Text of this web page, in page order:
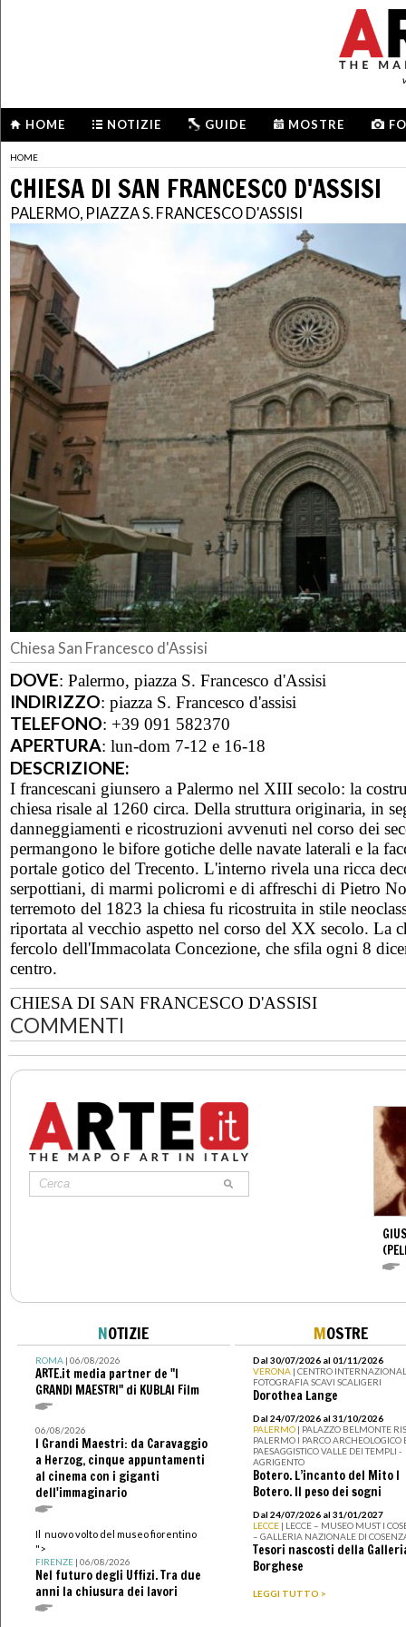
HOME NOTIZIE GUIDE MOSTRE
HOME
CHIESA DI SAN FRANCESCO D'ASSISI
PALERMO, PIAZZA S. FRANCESCO D'ASSISI
Chiesa San Francesco d'Assisi
DOVE: Palermo, piazza S. Francesco d'Assisi
INDIRIZZO: piazza S. Francesco d'assisi
TELEFONO: +39 091 582370
APERTURA: lun-dom 7-12 e 16-18
DESCRIZIONE:
I francescani giunsero a Palermo nel XIII secolo: la
chiesa risale al 1260 circa. Della struttura originaria, in
danneggiamenti e ricostruzioni avvenuti nel corso dei
permangono le bifore gotiche delle navate laterali e la
portale gotico del Trecento. L'interno rivela una ricca
serpottiani, di marmi policromi e di affreschi di Pietro
terremoto del 1823 la chiesa fu ricostruita in stile
riportata al vecchio aspetto nel corso del XX secolo. La
fercolo dell'Immacolata Concezione, che sfila ogni 8
centro.
CHIESA DI SAN FRANCESCO D'ASSISI
COMMENTI
NOTIZIE
ROMA| 06/08/2026
ARTE.it media partner de "I
GRANDI MAESTRI" di KUBLAI Film
06/08/2026
I Grandi Maestri: da Caravaggio
a Herzog, cinque appuntamenti
al cinema con i giganti
dell'immaginario
Il nuovo volto del museo fiorentino
">
FIRENZE| 06/08/2026
Nel futuro degli Uffizi. Tra due
anni la chiusura dei lavori
MOSTRE
Dal 30/07/2026 al 01/11/2026
VERONA | CENTRO
FOTOGRAFIA SCAVI SCALIGERI
Dorothea Lange
Dal 24/07/2026 al 31/10/2026
PALERMO | PALAZZO BELMONTE
PALERMO I PARCO ARCHEOLOGICO
PAESAGGISTICO VALLE DEI TEMPLI -
AGRIGENTO
Botero. L’incanto del Mito I
Botero. Il peso dei sogni
Dal 24/07/2026 al 31/01/2027
LECCE | LECCE – MUSEO MUST I
– GALLERIA NAZIONALE DI
Tesori nascosti della
Borghese
LEGGI TUTTO >